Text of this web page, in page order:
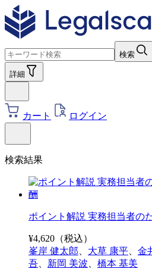
検索
詳細
カート ログイン
検索結果
ポイント解説 実務担当者の
¥4,620 （税込）
峯岸 健太郎
大草 康平 金
吾
新岡 美波
橋本 基美